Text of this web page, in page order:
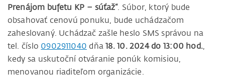
Prenájom bufetu KP – súťaž“. Súbor, ktorý bude
obsahovať cenovú ponuku, bude uchádzačom
zaheslovaný. Uchádzač zašle heslo SMS správou na
tel. číslo 0902911040 dňa18. 10. 2024 do 13:00 hod.,
kedy sa uskutoční otváranie ponúk komisiou,
menovanou riaditeľom organizácie.